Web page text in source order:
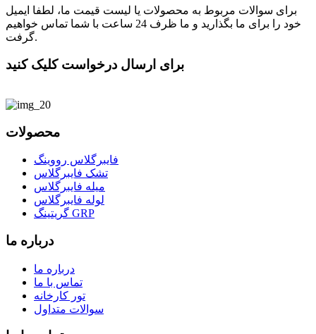
برای سوالات مربوط به محصولات یا لیست قیمت ما، لطفا ایمیل
خود را برای ما بگذارید و ما ظرف 24 ساعت با شما تماس خواهیم
گرفت.
برای ارسال درخواست کلیک کنید
محصولات
فایبرگلاس رووینگ
تشک فایبرگلاس
میله فایبرگلاس
لوله فایبرگلاس
گریتینگ GRP
درباره ما
درباره ما
تماس با ما
تور کارخانه
سوالات متداول